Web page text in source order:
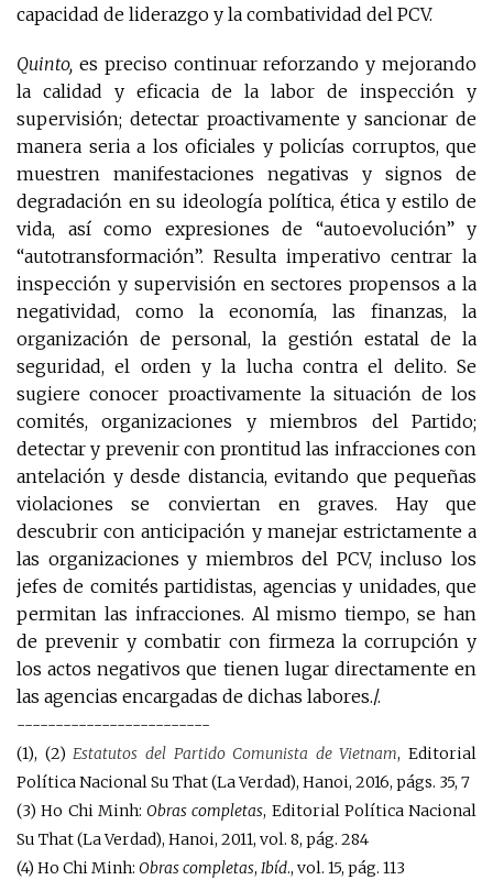
capacidad de liderazgo y la combatividad del PCV.
Quinto, es preciso continuar reforzando y mejorando
la calidad y eficacia de la labor de inspección y
supervisión; detectar proactivamente y sancionar de
manera seria a los oficiales y policías corruptos, que
muestren manifestaciones negativas y signos de
degradación en su ideología política, ética y estilo de
vida, así como expresiones de “autoevolución” y
“autotransformación”. Resulta imperativo centrar la
inspección y supervisión en sectores propensos a la
negatividad, como la economía, las finanzas, la
organización de personal, la gestión estatal de la
seguridad, el orden y la lucha contra el delito. Se
sugiere conocer proactivamente la situación de los
comités, organizaciones y miembros del Partido;
detectar y prevenir con prontitud las infracciones con
antelación y desde distancia, evitando que pequeñas
violaciones se conviertan en graves. Hay que
descubrir con anticipación y manejar estrictamente a
las organizaciones y miembros del PCV, incluso los
jefes de comités partidistas, agencias y unidades, que
permitan las infracciones. Al mismo tiempo, se han
de prevenir y combatir con firmeza la corrupción y
los actos negativos que tienen lugar directamente en
las agencias encargadas de dichas labores./.
-------------------------
(1), (2)Estatutos del Partido Comunista de Vietnam, Editorial
Política Nacional Su That (La Verdad), Hanoi, 2016, págs. 35, 7
(3) Ho Chi Minh: Obras completas, Editorial Política Nacional
Su That (La Verdad), Hanoi, 2011, vol. 8, pág. 284
(4) Ho Chi Minh: Obras completas, Ibíd., vol. 15, pág. 113